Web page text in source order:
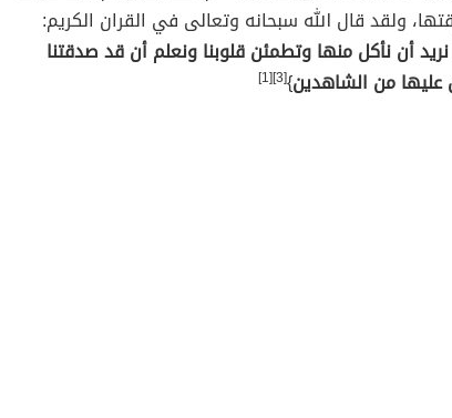
ولقد قال الله سبحانه وتعالى في القران الكريم:
نريد أن نأكل منها وتطمئن قلوبنا ونعلم أن قد صدقتنا
عليها من الشاهدين}
[3][1]